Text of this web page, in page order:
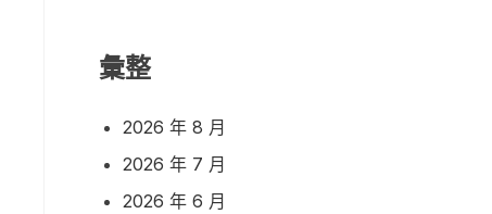
彙整
2026 年 8 月
2026 年 7 月
2026 年 6 月